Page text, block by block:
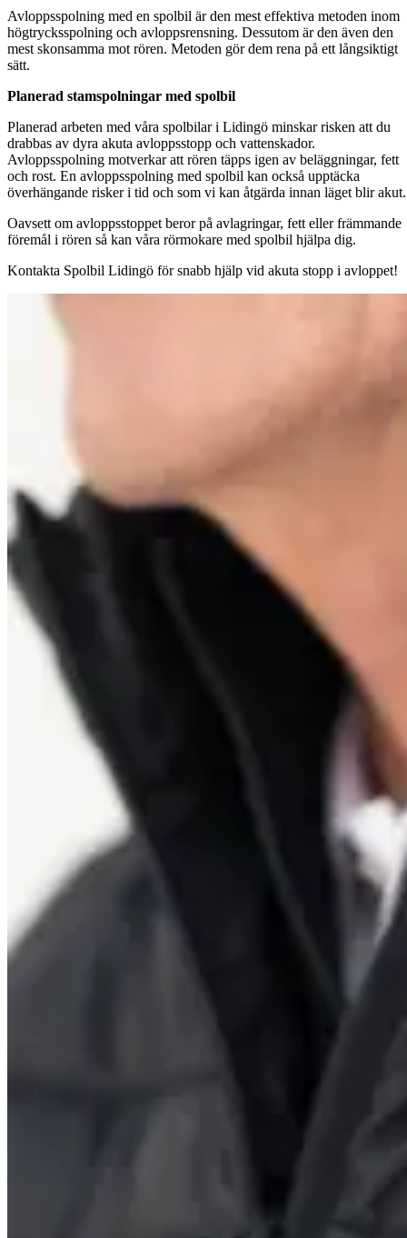
Avloppsspolning med en spolbil är den mest effektiva metoden inom
högtrycksspolning och avloppsrensning. Dessutom är den även den
mest skonsamma mot rören. Metoden gör dem rena på ett långsiktigt
sätt.
Planerad stamspolningar med spolbil
Planerad arbeten med våra spolbilar i Lidingö minskar risken att du
drabbas av dyra akuta avloppsstopp och vattenskador.
Avloppsspolning motverkar att rören täpps igen av beläggningar, fett
och rost. En avloppsspolning med spolbil kan också upptäcka
överhängande risker i tid och som vi kan åtgärda innan läget blir akut.
Oavsett om avloppsstoppet beror på avlagringar, fett eller främmande
föremål i rören så kan våra rörmokare med spolbil hjälpa dig.
Kontakta Spolbil Lidingö för snabb hjälp vid akuta stopp i avloppet!